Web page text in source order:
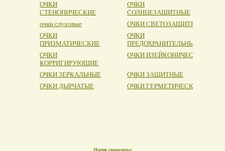
ОЧКИ
СТЕНОПИЧЕСКИЕ
ОЧКИ
СОЛНЦЕЗАЩИТНЫЕ
очки слуховые
ОЧКИ СВЕТОЗАЩИТНЫЕ
ОЧКИ
ПРИЗМАТИЧЕСКИЕ
ОЧКИ
ПРЕДОХРАНИТЕЛЬНЫЕ
ОЧКИ
КОРРИГИРУЮЩИЕ
ОЧКИ ИЗЕЙКОНИЧЕСКИЕ
ОЧКИ ЗЕРКАЛЬНЫЕ
ОЧКИ ЗАЩИТНЫЕ
ОЧКИ ДЫРЧАТЫЕ
ОЧКИ ГЕРМЕТИЧЕСКИЕ
Наши спонсоры: